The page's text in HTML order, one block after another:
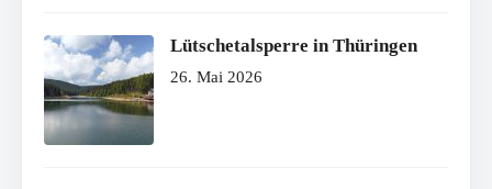
Lütschetalsperre in Thüringen
26. Mai 2026